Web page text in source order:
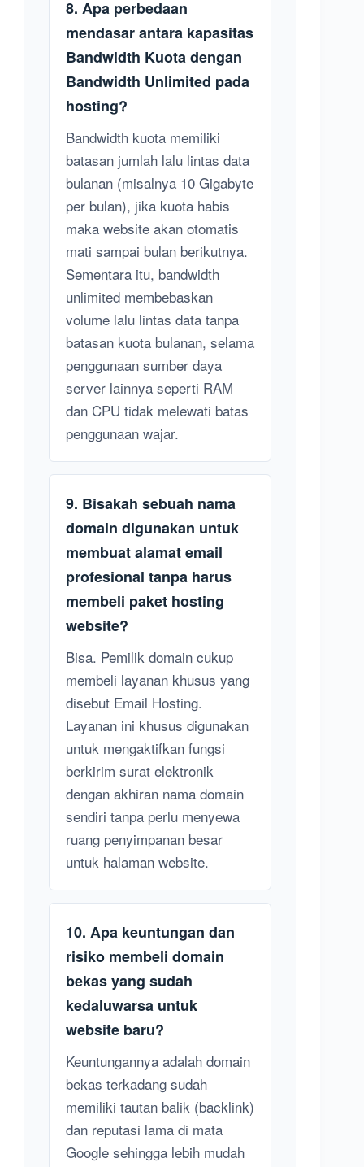
8. Apa perbedaan
mendasar antara kapasitas
Bandwidth Kuota dengan
Bandwidth Unlimited pada
hosting?
Bandwidth kuota memiliki
batasan jumlah lalu lintas data
bulanan (misalnya 10 Gigabyte
per bulan), jika kuota habis
maka website akan otomatis
mati sampai bulan berikutnya.
Sementara itu, bandwidth
unlimited membebaskan
volume lalu lintas data tanpa
batasan kuota bulanan, selama
penggunaan sumber daya
server lainnya seperti RAM
dan CPU tidak melewati batas
penggunaan wajar.
9. Bisakah sebuah nama
domain digunakan untuk
membuat alamat email
profesional tanpa harus
membeli paket hosting
website?
Bisa. Pemilik domain cukup
membeli layanan khusus yang
disebut Email Hosting.
Layanan ini khusus digunakan
untuk mengaktifkan fungsi
berkirim surat elektronik
dengan akhiran nama domain
sendiri tanpa perlu menyewa
ruang penyimpanan besar
untuk halaman website.
10. Apa keuntungan dan
risiko membeli domain
bekas yang sudah
kedaluwarsa untuk
website baru?
Keuntungannya adalah domain
bekas terkadang sudah
memiliki tautan balik (backlink)
dan reputasi lama di mata
Google sehingga lebih mudah